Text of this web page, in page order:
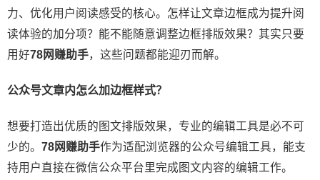
力、优化用户阅读感受的核心。怎样让文章边框成为提升阅
读体验的加分项？能不能随意调整边框排版效果？其实只要
用好78网赚助手，这些问题都能迎刃而解。
公众号文章内怎么加边框样式？
想要打造出优质的图文排版效果，专业的编辑工具是必不可
少的。 78网赚助手作为适配浏览器的公众号编辑工具，能支
持用户直接在微信公众平台里完成图文内容的编辑工作。